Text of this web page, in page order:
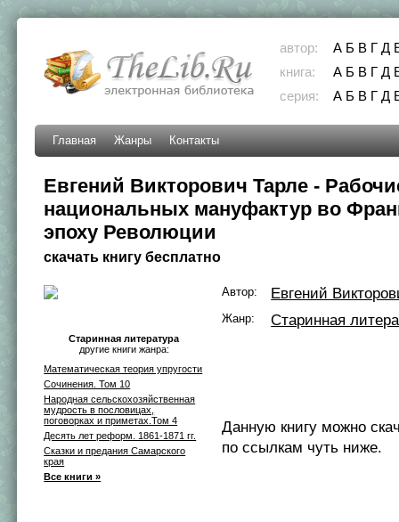
автор: А Б В Г Д
книга:
А Б В Г Д
серия:
А Б В Г Д
Главная Жанры Контакты
Евгений Викторович Тарле -
национальных мануфактур во
эпоху Революции
скачать книгу бесплатно
Старинная литература
другие книги жанра:
Математическая теория упругости
Сочинения. Том 10
Народная сельскохозяйственная
мудрость в пословицах,
поговорках и приметах.Том 4
Десять лет реформ. 1861-1871 гг.
Сказки и предания Самарского
края
Все книги »
Автор: Евгений
Жанр: Старинная
Данную книгу можно
по ссылкам чуть ниже.